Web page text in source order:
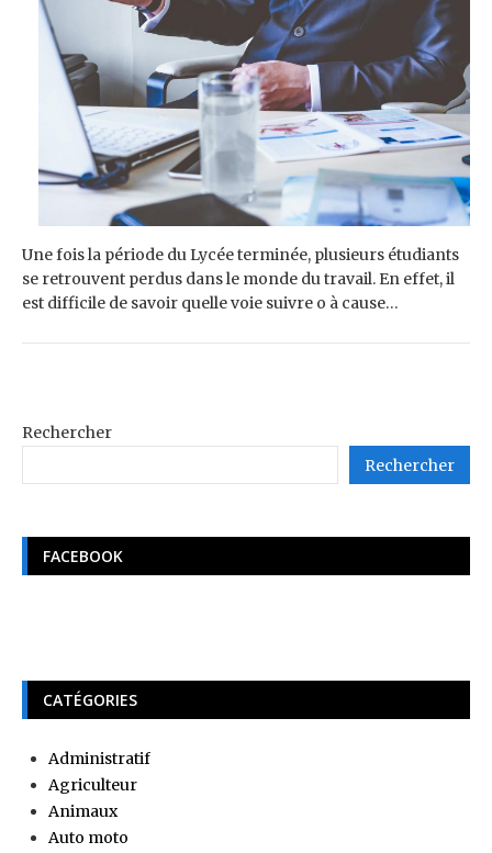
Une fois la période du Lycée terminée, plusieurs étudiants
se retrouvent perdus dans le monde du travail. En effet, il
est difficile de savoir quelle voie suivre o à cause…
Rechercher
Rechercher
FACEBOOK
CATÉGORIES
Administratif
Agriculteur
Animaux
Auto moto